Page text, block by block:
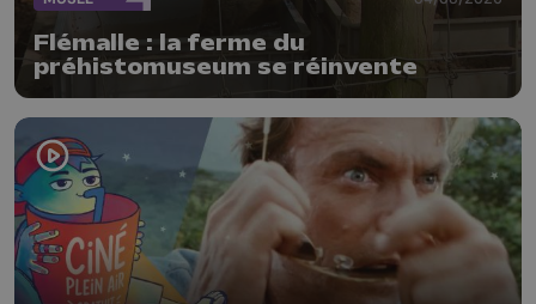
Flémalle : la ferme du
préhistomuseum se réinvente